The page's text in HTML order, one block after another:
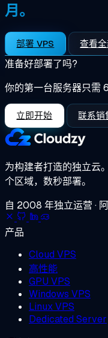
月。
部署 VPS 查看
准备好部署了吗?
你的第一台服务器只需
立即开始 联系销
为构建者打造的独立云。
个区域，数秒部署。
自 2008 年独立运营 ·
产品
Cloud VPS
高性能
GPU VPS
Windows VPS
Linux VPS
Dedicated Server